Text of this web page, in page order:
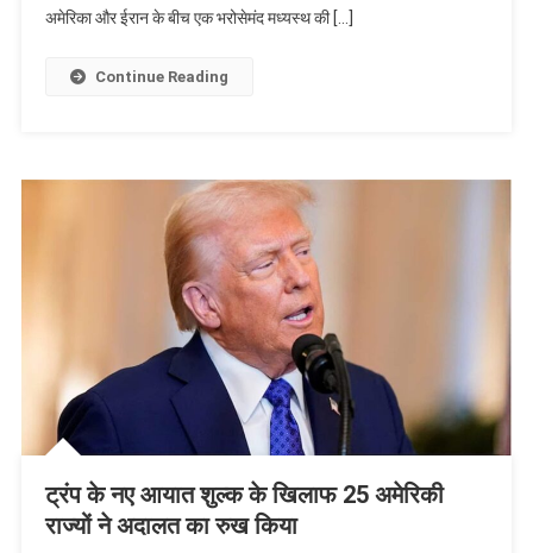
अमेरिका और ईरान के बीच एक भरोसेमंद मध्यस्थ की […]
Continue Reading
ट्रंप के नए आयात शुल्क के खिलाफ 25 अमेरिकी
राज्यों ने अदालत का रुख किया